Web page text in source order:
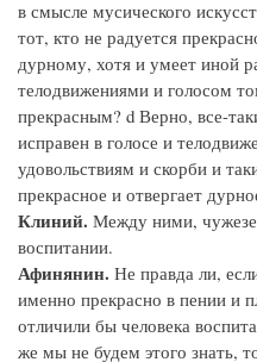
в смысле мусического
тот, кто не радуется
дурному, хотя и умеет иной
телодвижениями и голосом
прекрасным? d Верно, все-
исправен в голосе и
удовольствиям и скорби и
прекрасное и отвергает
Клиний. Между ними,
воспитании.
Афинянин. Не правда ли,
именно прекрасно в пении и
отличили бы человека
же мы не будем этого знать,